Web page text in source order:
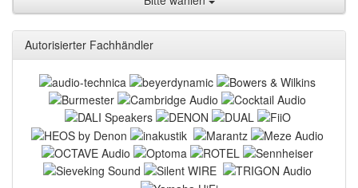
Autorisierter Fachhändler